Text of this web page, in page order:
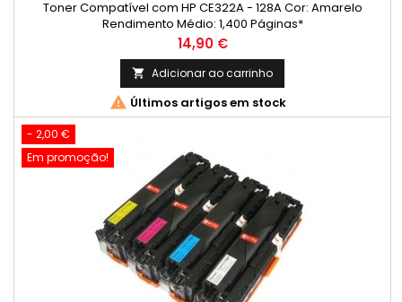
Toner Compatível com HP CE322A - 128A Cor: Amarelo
Rendimento Médio: 1,400 Páginas*
Preço
14,90 €
 Adicionar ao carrinho
 Últimos artigos em stock
- 2,00 €
Em promoção!